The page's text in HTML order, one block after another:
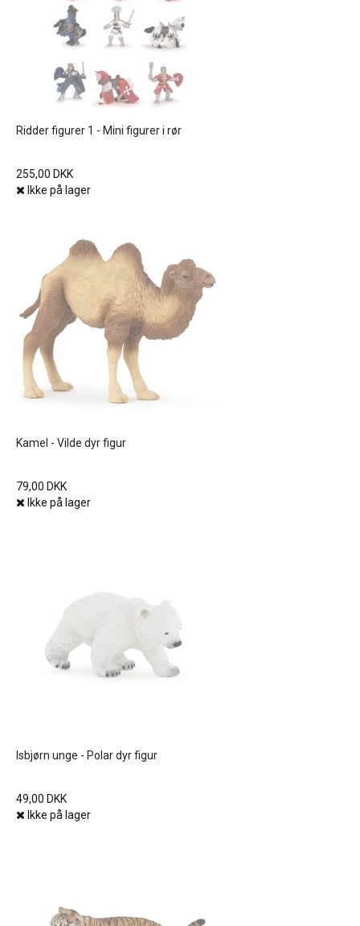
Ridder figurer 1 - Mini figurer i rør
255,00 DKK
Ikke på lager
Kamel - Vilde dyr figur
79,00 DKK
Ikke på lager
Isbjørn unge - Polar dyr figur
49,00 DKK
Ikke på lager